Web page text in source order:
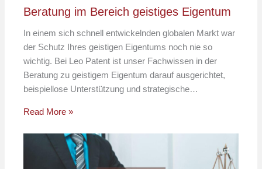
Beratung im Bereich geistiges Eigentum
In einem sich schnell entwickelnden globalen Markt war
der Schutz Ihres geistigen Eigentums noch nie so
wichtig. Bei Leo Patent ist unser Fachwissen in der
Beratung zu geistigem Eigentum darauf ausgerichtet,
beispiellose Unterstützung und strategische…
Read More »